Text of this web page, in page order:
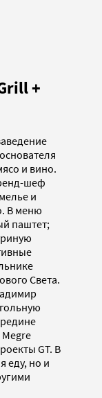
+
и вино.
шеф
и
В меню
паштет;
Света.
GT. В
еду, но и